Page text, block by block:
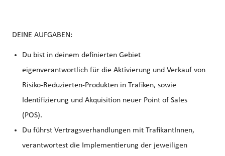
DEINE AUFGABEN:
Du bist in deinem definierten Gebiet
eigenverantwortlich für die Aktivierung und Verkauf von
Risiko-Reduzierten-Produkten in Trafiken, sowie
Identifizierung und Akquisition neuer Point of Sales
(POS).
Du führst Vertragsverhandlungen mit TrafikantInnen,
verantwortest die Implementierung der jeweiligen